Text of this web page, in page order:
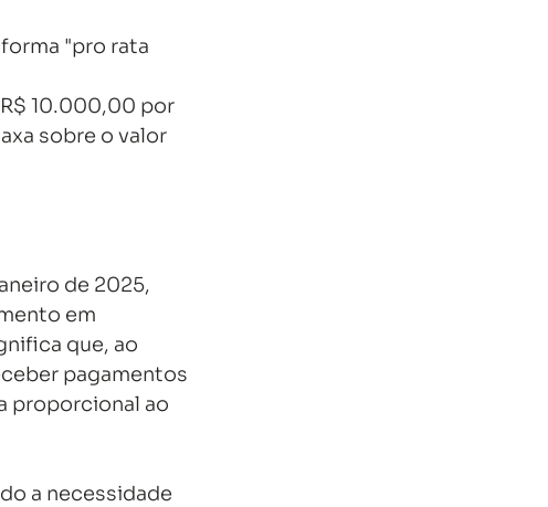
"pro rata
10.000,00 por
sobre o valor
de 2025,
em
que, ao
pagamentos
proporcional ao
a necessidade